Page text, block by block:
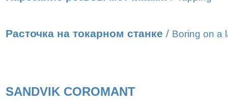
Расточка на токарном станке / Boring on a
SANDVIK COROMANT